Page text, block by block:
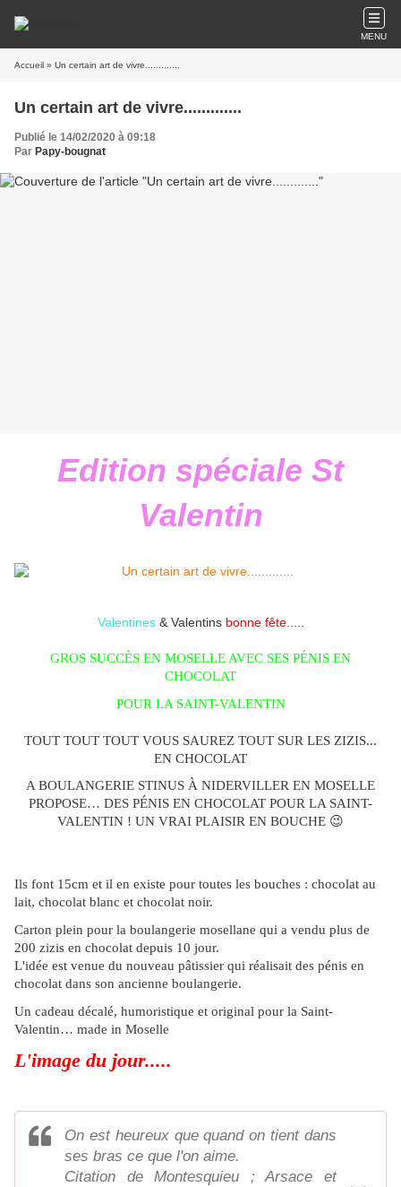
MENU
Accueil » Un certain art de vivre.............
Un certain art de vivre.............
Publié le 14/02/2020 à 09:18
Par Papy-bougnat
Edition spéciale St
Valentin
Valentines& Valentins bonne fête.....
GROS SUCCÈS EN MOSELLE AVEC SES PÉNIS EN
CHOCOLAT
POUR LA SAINT-VALENTIN
TOUT TOUT TOUT VOUS SAUREZ TOUT SUR LES ZIZIS...
EN CHOCOLAT
A BOULANGERIE STINUS À NIDERVILLER EN MOSELLE
PROPOSE… DES PÉNIS EN CHOCOLAT POUR LA SAINT-
VALENTIN ! UN VRAI PLAISIR EN BOUCHE 😉
Ils font 15cm et il en existe pour toutes les bouches : chocolat au
lait, chocolat blanc et chocolat noir.
Carton plein pour la boulangerie mosellane qui a vendu plus de
200 zizis en chocolat depuis 10 jour.
L'idée est venue du nouveau pâtissier qui réalisait des pénis en
chocolat dans son ancienne boulangerie.
Un cadeau décalé, humoristique et original pour la Saint-
Valentin… made in Moselle
L'image du jour.....
On est heureux que quand on tient dans
ses bras ce que l'on aime.
Citation de Montesquieu ; Arsace et